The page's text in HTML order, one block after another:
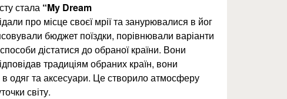
стала “My Dream
про місце своєї мрії та занурювалися в йог
бюджет поїздки, порівнювали варіанти
дістатися до обраної країни. Вони
традиціям обраних країн, вони
одяг та аксесуари. Це створило атмосферу
світу.